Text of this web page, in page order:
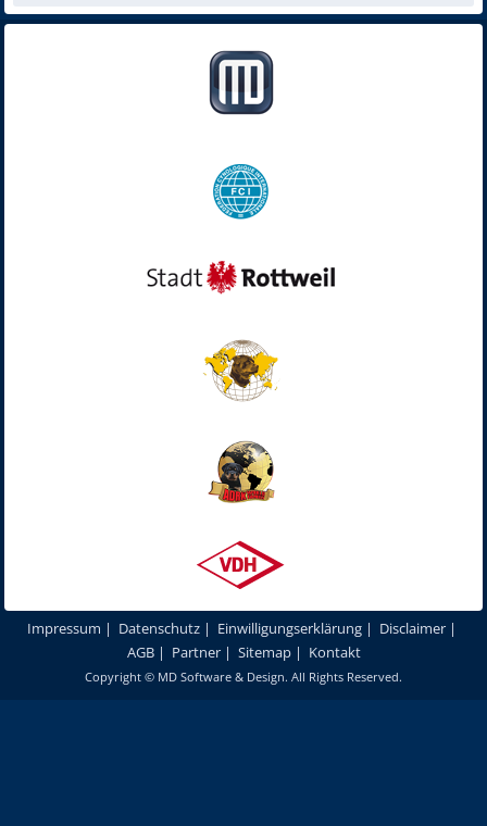
Impressum | Datenschutz | Einwilligungserklärung | Disclaimer |
AGB| Partner| Sitemap| Kontakt
Copyright © MD Software & Design. All Rights Reserved.